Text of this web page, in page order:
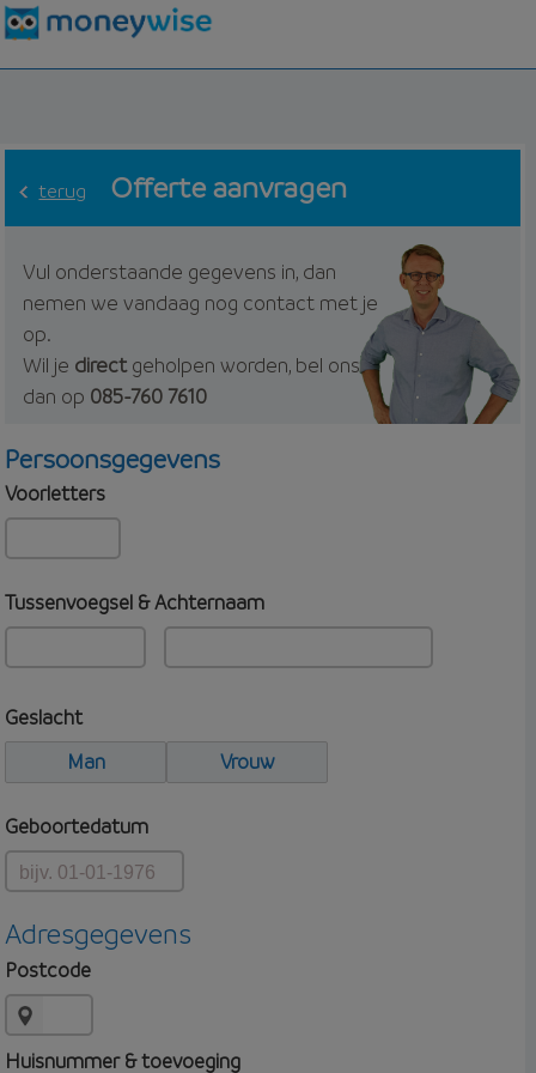
terug Offerte aanvragen
Vul onderstaande gegevens in, dan
nemen we vandaag nog contact met je
op.
Wil je directgeholpen worden, bel ons
dan op 085-760 7610
Persoonsgegevens
Voorletters
Tussenvoegsel & Achternaam
Geslacht
Man
Vrouw
Geboortedatum
Adresgegevens
Postcode
Huisnummer & toevoeging